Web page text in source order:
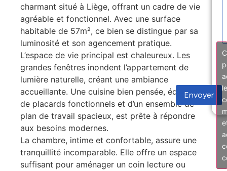
charmant situé à Liège, offrant un cadre de vie
agréable et fonctionnel. Avec une surface
habitable de 57m², ce bien se distingue par sa
luminosité et son agencement pratique.
L’espace de vie principal est chaleureux. Les
grandes fenêtres inondent l’appartement de
lumière naturelle, créant une ambiance
accueillante. Une cuisine bien pensée, équipée
de placards fonctionnels et d’un ensemble de
plan de travail spacieux, est prête à répondre
aux besoins modernes.
La chambre, intime et confortable, assure une
tranquillité incomparable. Elle offre un espace
suffisant pour aménager un coin lecture ou
Envoyer